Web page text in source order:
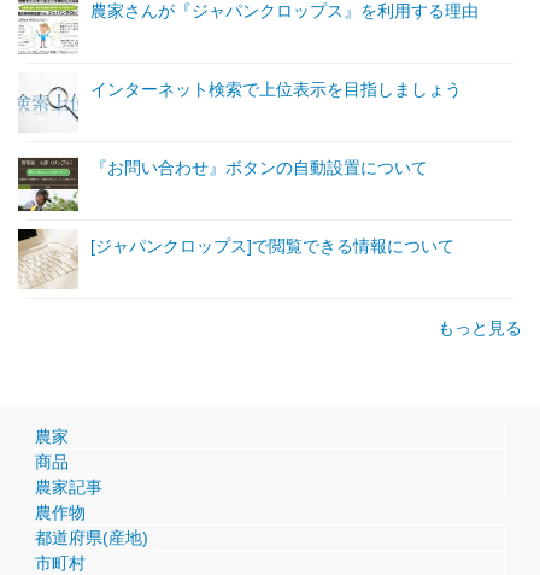
農家さんが『ジャパンクロップス』を利用する理由
インターネット検索で上位表示を目指しましょう
『お問い合わせ』ボタンの自動設置について
[ジャパンクロップス]で閲覧できる情報について
もっと見る
農家
商品
農家記事
農作物
都道府県(産地)
市町村